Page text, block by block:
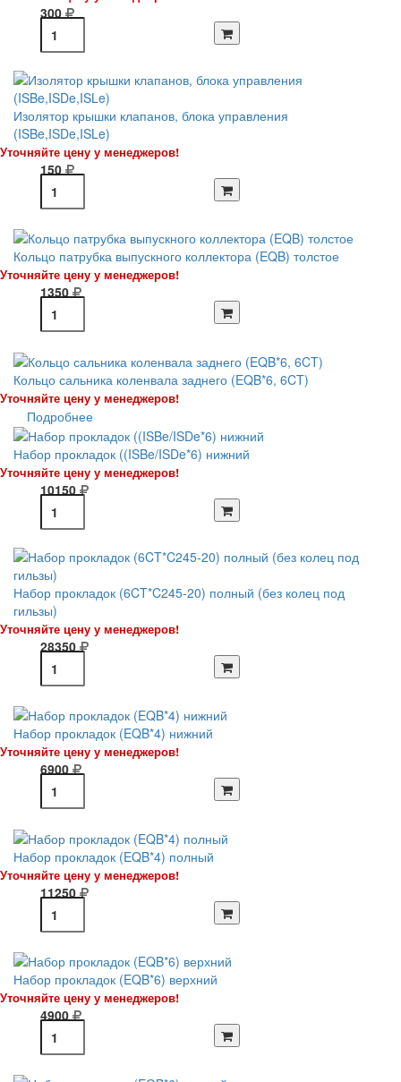
300
Изолятор крышки клапанов, блока управления
(ISBe,ISDe,ISLe)
Уточняйте цену у менеджеров!
150
Кольцо патрубка выпускного коллектора (EQB) толстое
Уточняйте цену у менеджеров!
1350
Кольцо сальника коленвала заднего (EQB*6, 6CT)
Уточняйте цену у менеджеров!
Подробнее
Набор прокладок ((ISBe/ISDe*6) нижний
Уточняйте цену у менеджеров!
10150
Набор прокладок (6CT*C245-20) полный (без колец под
гильзы)
Уточняйте цену у менеджеров!
28350
Набор прокладок (EQB*4) нижний
Уточняйте цену у менеджеров!
6900
Набор прокладок (EQB*4) полный
Уточняйте цену у менеджеров!
11250
Набор прокладок (EQB*6) верхний
Уточняйте цену у менеджеров!
4900